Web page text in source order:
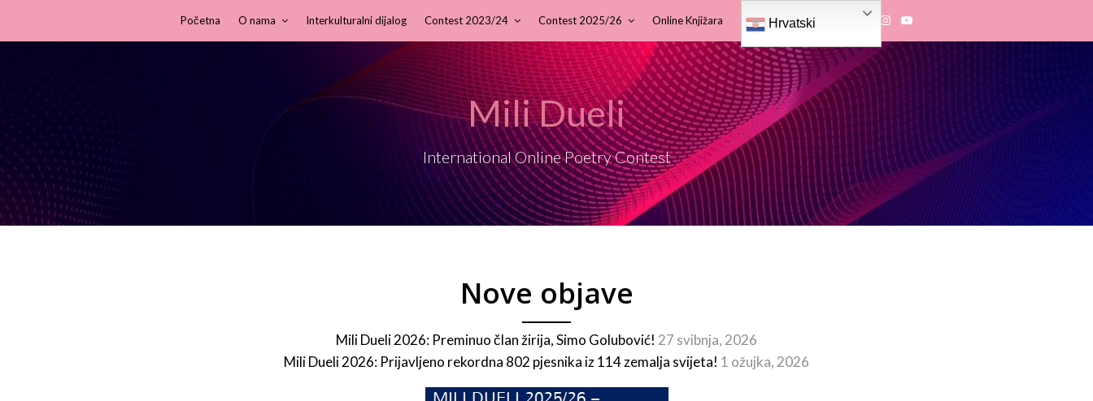
Početna O nama Interkulturalni dijalog Contest 2023/24 Contest 2025/26 Online Knjižara Hrvatski
Mili Dueli
International Online Poetry Contest
Nove objave
Mili Dueli 2026: Preminuo član žirija, Simo Golubović! 27 svibnja, 2026
Mili Dueli 2026: Prijavljeno rekordna 802 pjesnika iz 114 zemalja svijeta! 1 ožujka, 2026